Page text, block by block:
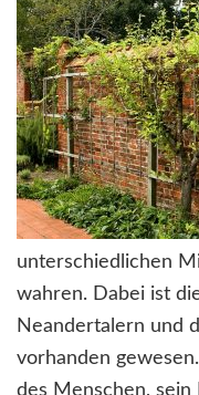
unterschiedlichen
wahren. Dabei ist
Neandertalern und
vorhanden
des Menschen, sein